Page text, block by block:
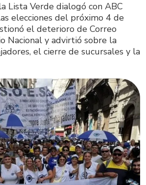
Lista Verde dialogó con ABC
elecciones del próximo 4 de
el deterioro de Correo
Nacional y advirtió sobre la
el cierre de sucursales y la